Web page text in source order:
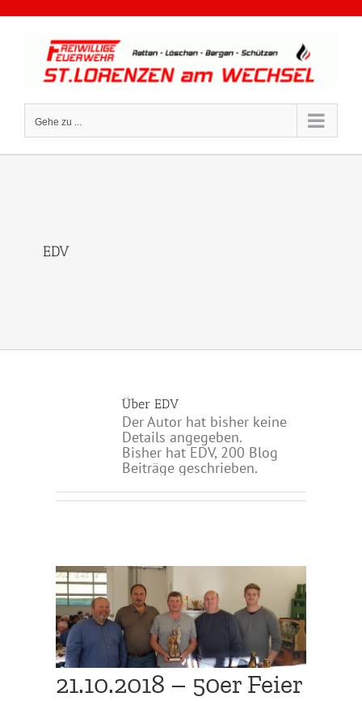
Inhalt
springen
Gehe zu ...
EDV
Über EDV
Der Autor hat bisher keine
Details angegeben.
Bisher hat EDV, 200 Blog
Beiträge geschrieben.
21.10.2018 – 50er Feier